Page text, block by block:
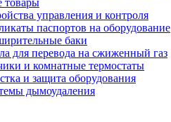
товары
управления и контроля
паспортов на оборудование
баки
для перевода на сжиженный газ
и комнатные термостаты
и защита оборудования
дымоудаления